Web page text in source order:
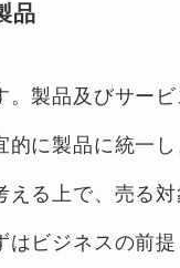
品
。製品及びサー
的に製品に統一
える上で、売る
はビジネスの前